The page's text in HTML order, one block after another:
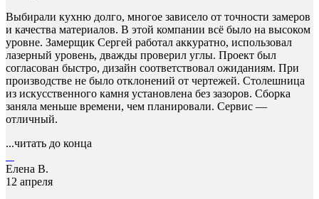
Выбирали кухню долго, многое зависело от точности замеров
и качества материалов. В этой компании всё было на высоком
уровне. Замерщик Сергей работал аккуратно, использовал
лазерный уровень, дважды проверил углы. Проект был
согласован быстро, дизайн соответствовал ожиданиям. При
производстве не было отклонений от чертежей. Столешница
из искусственного камня установлена без зазоров. Сборка
заняла меньше времени, чем планировали. Сервис —
отличный.
...читать до конца
Елена В.
12 апреля